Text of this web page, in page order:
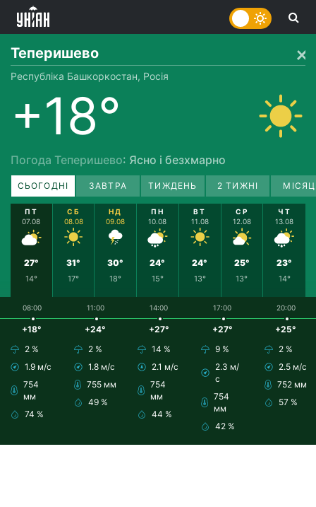
Теперишево
Республіка Башкоркостан, Росія
+18°
Погода Теперишево: Ясно і безхмарно
СЬОГОДНІ ЗАВТРА ТИЖДЕНЬ 2 ТИЖНІ
ПТ
07.08
27°
14°
СБ
08.08
31°
17°
НД
09.08
30°
18°
ПН
10.08
24°
15°
ВТ
11.08
24°
13°
СР
12.08
25°
13°
ЧТ
13.08
23°
14°
08:00
+18°
2 %
1.9 м/с
754
мм
74 %
11:00
+24°
2 %
1.8 м/с
755 мм
49 %
14:00
+27°
14 %
2.1 м/с
754
мм
44 %
17:00
+27°
9 %
2.3 м/
с
754
мм
42 %
20:00
+25°
2 %
2.5 м/с
752 мм
57 %